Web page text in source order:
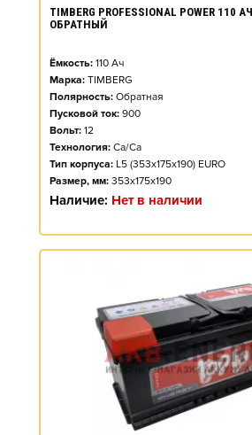
TIMBERG PROFESSIONAL POWER 110
ОБРАТНЫЙ
Ёмкость: 110 Ач
Марка: TIMBERG
Полярность: Обратная
Пусковой ток: 900
Вольт: 12
Технология: Ca/Ca
Тип корпуса: L5 (353x175x190) EURO
Размер, мм: 353x175x190
Наличие: Нет в наличии